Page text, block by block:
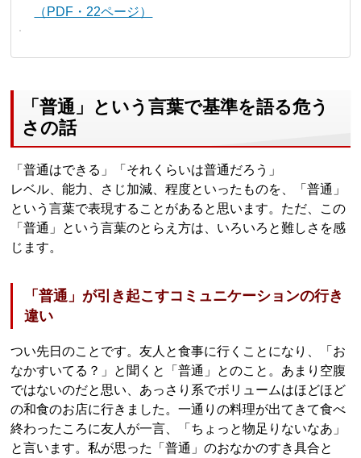
（PDF・22ページ）
「普通」という言葉で基準を語る危う
さの話
「普通はできる」「それくらいは普通だろう」
レベル、能力、さじ加減、程度といったものを、「普通」
という言葉で表現することがあると思います。ただ、この
「普通」という言葉のとらえ方は、いろいろと難しさを感
じます。
「普通」が引き起こすコミュニケーションの行き
違い
つい先日のことです。友人と食事に行くことになり、「お
なかすいてる？」と聞くと「普通」とのこと。あまり空腹
ではないのだと思い、あっさり系でボリュームはほどほど
の和食のお店に行きました。一通りの料理が出てきて食べ
終わったころに友人が一言、「ちょっと物足りないなあ」
と言います。私が思った「普通」のおなかのすき具合と